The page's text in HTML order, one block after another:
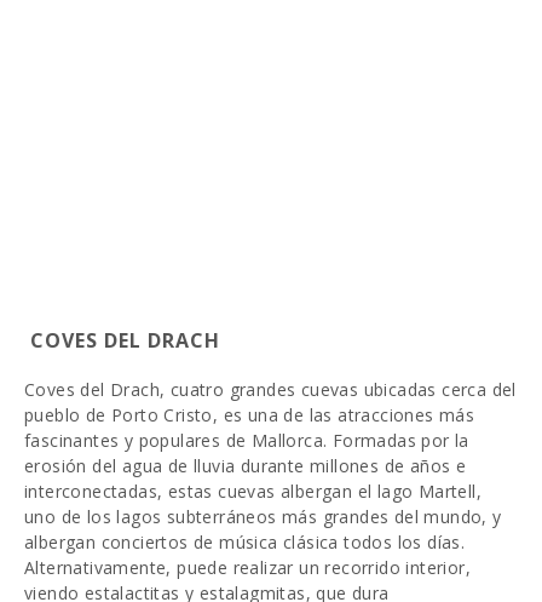
COVES DEL DRACH
Coves del Drach, cuatro grandes cuevas ubicadas cerca del
pueblo de Porto Cristo, es una de las atracciones más
fascinantes y populares de Mallorca. Formadas por la
erosión del agua de lluvia durante millones de años e
interconectadas, estas cuevas albergan el lago Martell,
uno de los lagos subterráneos más grandes del mundo, y
albergan conciertos de música clásica todos los días.
Alternativamente, puede realizar un recorrido interior,
viendo estalactitas y estalagmitas, que dura